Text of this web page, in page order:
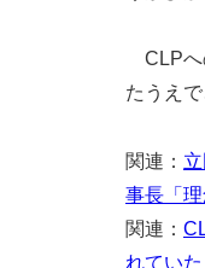
CLPへ
たうえ
関連：
事長「理
関連：
れてい